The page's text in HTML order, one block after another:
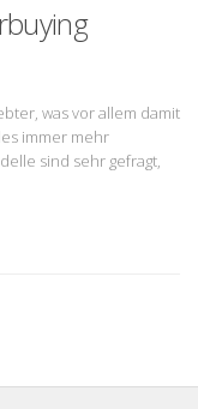
was vor allem damit
immer mehr
sind sehr gefragt,